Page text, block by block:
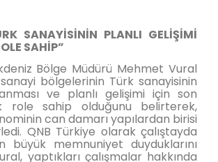
SANAYİSİNİN PLANLI GELİŞİMİ
SAHİP”
Bölge Müdürü Mehmet Vural
bölgelerinin Türk sanayisinin
ve planlı gelişimi için son
role sahip olduğunu belirterek,
can damarı yapılardan birisi
QNB Türkiye olarak çalıştayda
büyük memnuniyet duyduklarını
yaptıkları çalışmalar hakkında